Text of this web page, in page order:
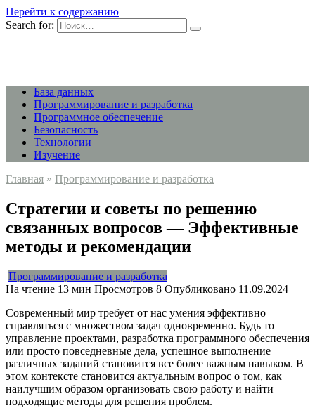
Перейти к содержанию
Search for:
База данных
Программирование и разработка
Программное обеспечение
Безопасность
Технологии
Изучение
Главная » Программирование и разработка
Стратегии и советы по решению
связанных вопросов — Эффективные
методы и рекомендации
Программирование и разработка
На чтение 13 мин Просмотров 8 Опубликовано 11.09.2024
Современный мир требует от нас умения эффективно
справляться с множеством задач одновременно. Будь то
управление проектами, разработка программного обеспечения
или просто повседневные дела, успешное выполнение
различных заданий становится все более важным навыком. В
этом контексте становится актуальным вопрос о том, как
наилучшим образом организовать свою работу и найти
подходящие методы для решения проблем.